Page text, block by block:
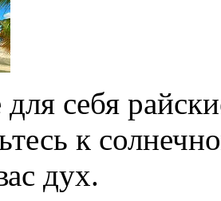
для себя
к
дух.